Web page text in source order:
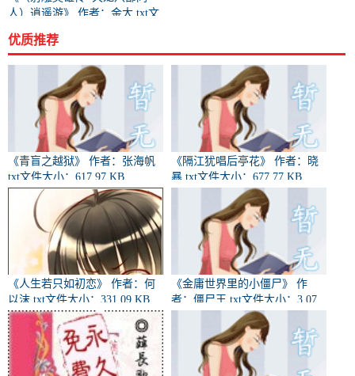
人）逍遥游》 作者：金大 txt文
优质推荐
《青盲之越狱》 作者：张海帆
txt文件大小：617.97 KB
《隔江犹唱后亭花》 作者：晓
暴 txt文件大小：677.77 KB
《人生若只如初恋》 作者：何
以沫 txt文件大小：331.09 KB
《金庸世界里的小僵尸》 作
者：僵尸王 txt文件大小：3.07
MB